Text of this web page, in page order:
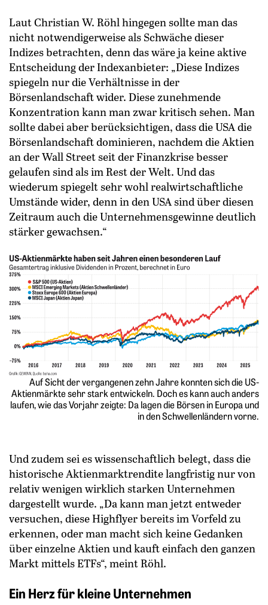
Laut Christian W. Röhl hingegen sollte man das
nicht notwendigerweise als Schwäche dieser
Indizes betrachten, denn das wäre ja keine aktive
Entscheidung der Indexanbieter: „Diese Indizes
spiegeln nur die Verhältnisse in der
Börsenlandschaft wider. Diese zunehmende
Konzentration kann man zwar kritisch sehen. Man
sollte dabei aber berücksichtigen, dass die USA die
Börsenlandschaft dominieren, nachdem die Aktien
an der Wall Street seit der Finanzkrise besser
gelaufen sind als im Rest der Welt. Und das
wiederum spiegelt sehr wohl realwirtschaftliche
Umstände wider, denn in den USA sind über diesen
Zeitraum auch die Unternehmensgewinne deutlich
stärker gewachsen.“
Auf Sicht der vergangenen zehn Jahre konnten sich die US-
Aktienmärkte sehr stark entwickeln. Doch es kann auch anders
laufen, wie das Vorjahr zeigte: Da lagen die Börsen in Europa und
in den Schwellenländern vorne.
Und zudem sei es wissenschaftlich belegt, dass die
historische Aktienmarktrendite langfristig nur von
relativ wenigen wirklich starken Unternehmen
dargestellt wurde. „Da kann man jetzt entweder
versuchen, diese Highflyer bereits im Vorfeld zu
erkennen, oder man macht sich keine Gedanken
über einzelne Aktien und kauft einfach den ganzen
Markt mittels ETFs“, meint Röhl.
Ein Herz für kleine Unternehmen